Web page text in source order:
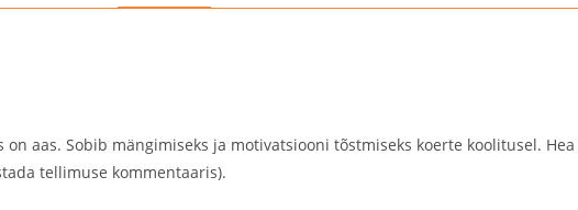
aas. Sobib mängimiseks ja motivatsiooni tõstmiseks koerte koolitusel.
tellimuse kommentaaris).